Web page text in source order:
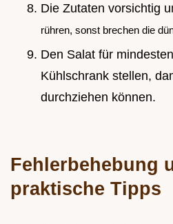
Die Zutaten vorsichtig
rühren, sonst brechen die
Den Salat für
Kühlschrank stellen,
durchziehen können.
Fehlerbehebung
praktische Tipps